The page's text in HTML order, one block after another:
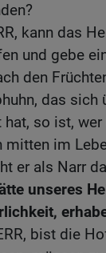
kann das
und gebe
den
das sich
so ist, wer
mitten im
er als Narr
unseres
bist die